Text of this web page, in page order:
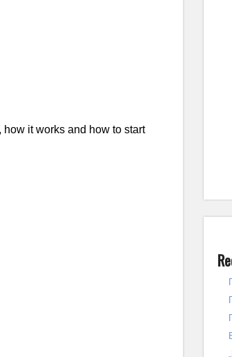
it works and how to start